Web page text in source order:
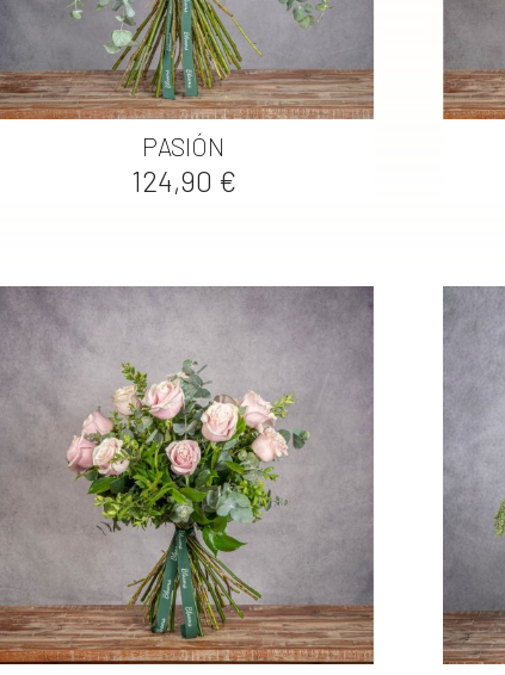
PASIÓN
Precio
124,90 €
Vista rápida